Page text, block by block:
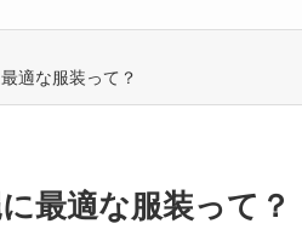
適な服装って？
最適な服装って？